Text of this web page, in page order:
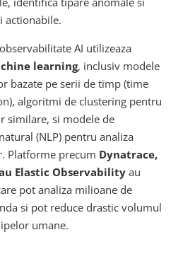
actionabile.
AI utilizeaza
learning, inclusiv modele
bazate pe serii de timp (time
algoritmi de clustering pentru
similare, si modele de
(NLP) pentru analiza
Platforme precum Dynatrace,
Elastic Observability au
pot analiza milioane de
si pot reduce drastic volumul
umane.